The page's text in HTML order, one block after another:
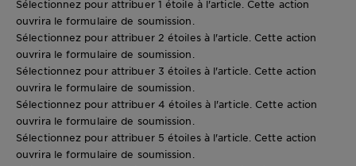
Sélectionnez pour attribuer 1 étoile à l'article. Cette action
ouvrira le formulaire de soumission.
Sélectionnez pour attribuer 2 étoiles à l'article. Cette action
ouvrira le formulaire de soumission.
Sélectionnez pour attribuer 3 étoiles à l'article. Cette action
ouvrira le formulaire de soumission.
Sélectionnez pour attribuer 4 étoiles à l'article. Cette action
ouvrira le formulaire de soumission.
Sélectionnez pour attribuer 5 étoiles à l'article. Cette action
ouvrira le formulaire de soumission.